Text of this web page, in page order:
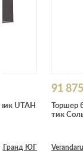
UTAH
Гранд ЮГ
91
Торшер
тик
Verandaru